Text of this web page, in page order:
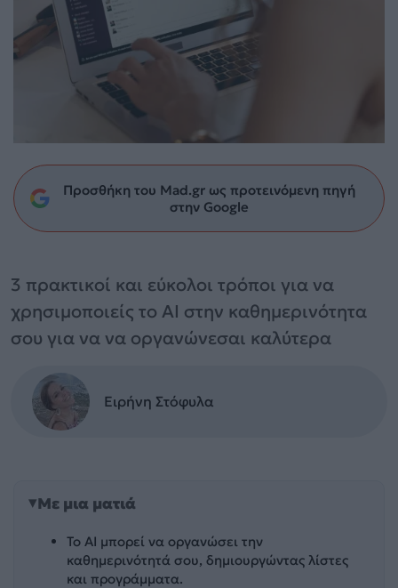
Προσθήκη του Mad.gr ως προτεινόμενη πηγή
στην Google
3 πρακτικοί και εύκολοι τρόποι για να
χρησιμοποιείς το AI στην καθημερινότητα
σου για να να οργανώνεσαι καλύτερα
Ειρήνη Στόφυλα
Με μια ματιά
Το AI μπορεί να οργανώσει την
καθημερινότητά σου, δημιουργώντας λίστες
και προγράμματα.